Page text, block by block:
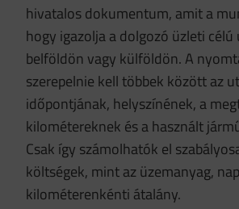
hivatalos dokumentum, amit a
hogy igazolja a dolgozó üzleti célú
belföldön vagy külföldön. A
szerepelnie kell többek között az
időpontjának, helyszínének, a
kilométereknek és a használt
Csak így számolhatók el
költségek, mint az üzemanyag,
kilométerenkénti átalány.